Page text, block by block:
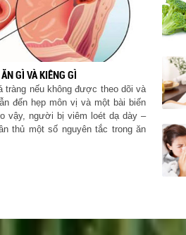
GÌ VÀ KIÊNG GÌ
tràng nếu không được theo dõi và
đến hẹp môn vị và một bài biến
vậy, người bị viêm loét dạ dày –
thủ một số nguyên tắc trong ăn